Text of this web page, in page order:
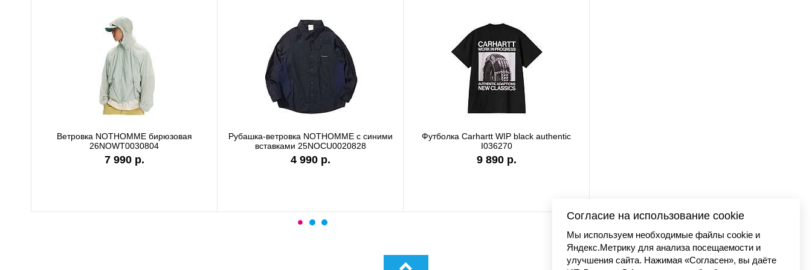
Ветровка NOTHOMME бирюзовая
26NOWT0030804
7 990 р.
Рубашка-ветровка NOTHOMME с синими
вставками 25NOCU0020828
4 990 р.
Футболка Carhartt WIP black authentic
I036270
9 890 р.
Согласие на использование cookie
Мы используем необходимые файлы cookie и
Яндекс.Метрику для анализа посещаемости и
улучшения сайта. Нажимая «Согласен», вы даёте